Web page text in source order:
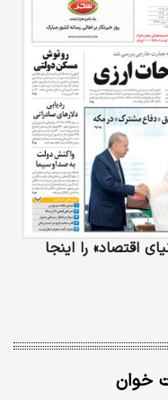
اقتصاد» را اینجا
خوان